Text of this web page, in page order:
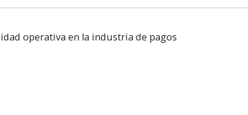
operativa en la industria de pagos